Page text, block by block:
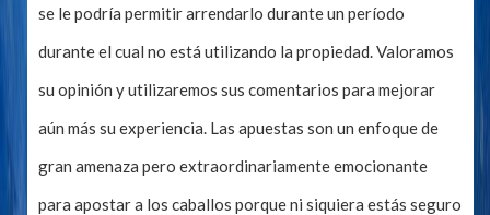
se le podría permitir arrendarlo durante un período
durante el cual no está utilizando la propiedad. Valoramos
su opinión y utilizaremos sus comentarios para mejorar
aún más su experiencia. Las apuestas son un enfoque de
gran amenaza pero extraordinariamente emocionante
para apostar a los caballos porque ni siquiera estás seguro